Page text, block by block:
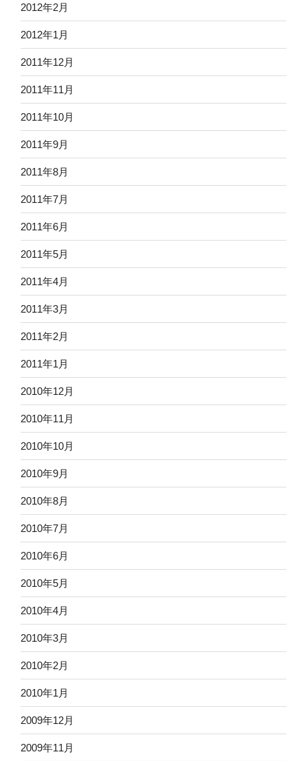
2012年2月
2012年1月
2011年12月
2011年11月
2011年10月
2011年9月
2011年8月
2011年7月
2011年6月
2011年5月
2011年4月
2011年3月
2011年2月
2011年1月
2010年12月
2010年11月
2010年10月
2010年9月
2010年8月
2010年7月
2010年6月
2010年5月
2010年4月
2010年3月
2010年2月
2010年1月
2009年12月
2009年11月